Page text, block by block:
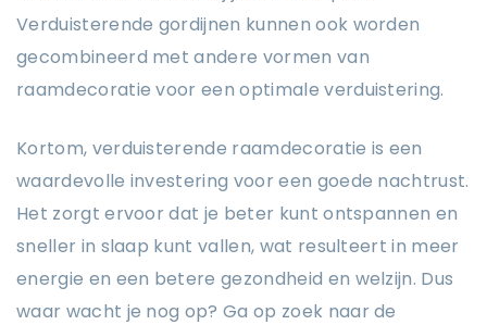
Verduisterende gordijnen kunnen ook worden
gecombineerd met andere vormen van
raamdecoratie voor een optimale verduistering.
Kortom, verduisterende raamdecoratie is een
waardevolle investering voor een goede nachtrust.
Het zorgt ervoor dat je beter kunt ontspannen en
sneller in slaap kunt vallen, wat resulteert in meer
energie en een betere gezondheid en welzijn. Dus
waar wacht je nog op? Ga op zoek naar de